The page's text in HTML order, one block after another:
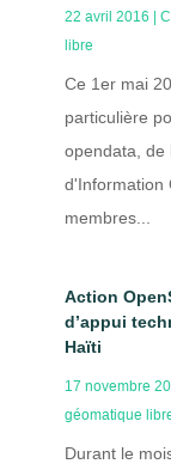
22 avril 2016
libre
Ce 1er mai
particulière
opendata, de
d'Information
membres...
Action
d’appui
Haïti
17 novembre
géomatique
Durant le